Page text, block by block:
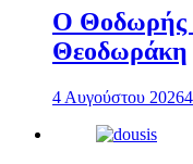
Ο Θοδωρής
Θεοδωράκη
4 Αυγούστου 2026